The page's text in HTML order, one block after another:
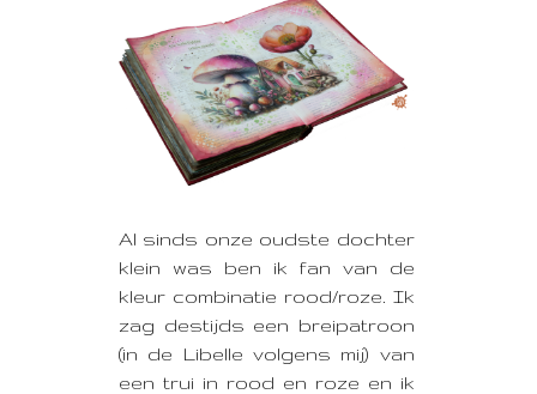
Al sinds onze oudste dochter
klein was ben ik fan van de
kleur combinatie rood/roze. Ik
zag destijds een breipatroon
(in de Libelle volgens mij) van
een trui in rood en roze en ik